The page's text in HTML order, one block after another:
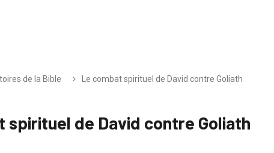
de la Bible Le combat spirituel de David contre Goliath
spirituel de David contre Goliath